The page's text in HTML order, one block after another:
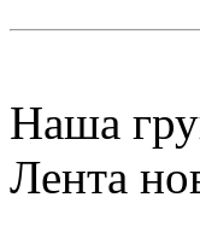
Наша
Лента